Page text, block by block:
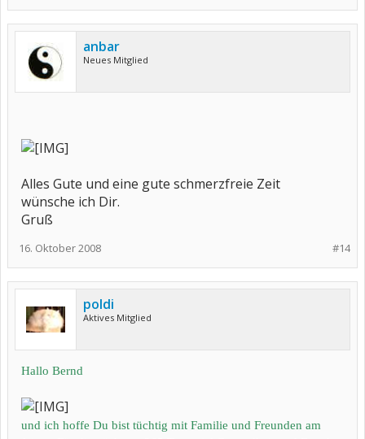
anbar
Neues Mitglied
Alles Gute und eine gute schmerzfreie Zeit
wünsche ich Dir.
Gruß
#14
16. Oktober 2008
poldi
Aktives Mitglied
Hallo Bernd
und ich hoffe Du bist tüchtig mit Familie und Freunden am